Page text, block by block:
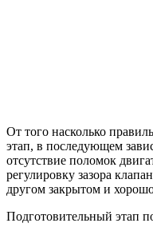
От того насколько
этап, в последующем
отсутствие поломок
регулировку зазора
другом закрытом и
Подготовительный этап